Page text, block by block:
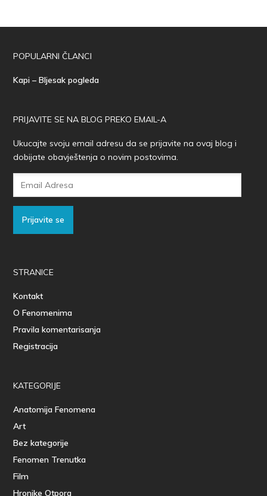
POPULARNI ČLANCI
Kapi – Bljesak pogleda
PRIJAVITE SE NA BLOG PREKO EMAIL-A
Ukucajte svoju email adresu da se prijavite na ovaj blog i
dobijate obavještenja o novim postovima.
Prijavite se
STRANICE
Kontakt
O Fenomenima
Pravila komentarisanja
Registracija
KATEGORIJE
Anatomija Fenomena
Art
Bez kategorije
Fenomen Trenutka
Film
Hronike Otpora